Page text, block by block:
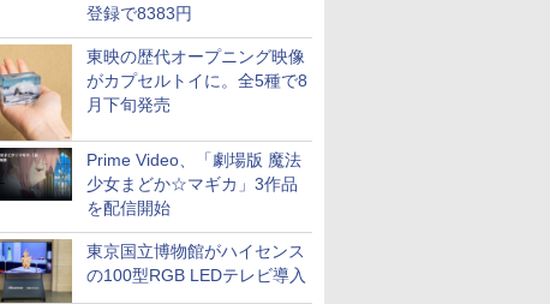
登録で8383円
東映の歴代オープニング映像
がカプセルトイに。全5種で8
月下旬発売
Prime Video、「劇場版 魔法
少女まどか☆マギカ」3作品
を配信開始
東京国立博物館がハイセンス
の100型RGB LEDテレビ導入